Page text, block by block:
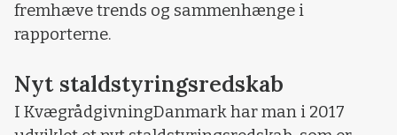
fremhæve trends og sammenhænge i
rapporterne.
Nyt staldstyringsredskab
I KvægrådgivningDanmark har man i 2017